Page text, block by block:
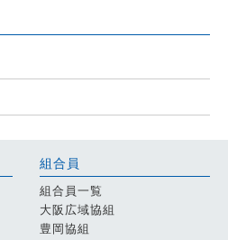
組合員
組合員一覧
大阪広域協組
豊岡協組